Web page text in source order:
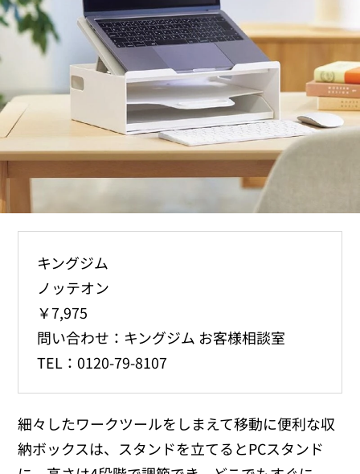
キングジム
ノッテオン
￥7,975
問い合わせ：キングジム お客様相談室
TEL：0120-79-8107
細々したワークツールをしまえて移動に便利な収
納ボックスは、スタンドを立てるとPCスタンド